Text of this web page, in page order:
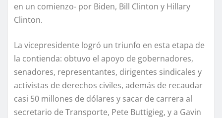
en un comienzo- por Biden, Bill Clinton y Hillary
Clinton.
La vicepresidente logró un triunfo en esta etapa de
la contienda: obtuvo el apoyo de gobernadores,
senadores, representantes, dirigentes sindicales y
activistas de derechos civiles, además de recaudar
casi 50 millones de dólares y sacar de carrera al
secretario de Transporte, Pete Buttigieg, y a Gavin